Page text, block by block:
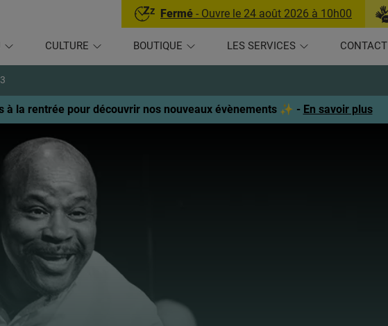
Fermé - Ouvre le 24 août 2026 à 10h00
CULTURE BOUTIQUE LES SERVICES CONTACT
à la rentrée pour découvrir nos nouveaux évènements ✨ - En savoir plus